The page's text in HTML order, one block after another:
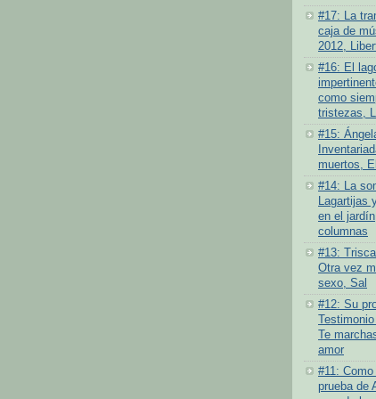
#17: La
caja de
2012,
#16: El
como
tristezas,
#15:
muertos,
#14: La
Lagartijas
en el
columnas
#13:
Otra vez
sexo, Sal
#12: Su
Te
amor
#11:
prueba de